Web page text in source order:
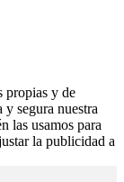
propias y de
y segura nuestra
las usamos para
la publicidad a